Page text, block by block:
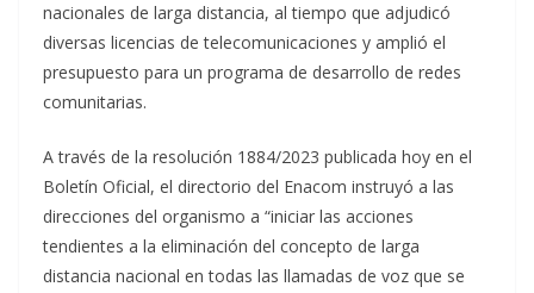
nacionales de larga distancia, al tiempo que adjudicó
diversas licencias de telecomunicaciones y amplió el
presupuesto para un programa de desarrollo de redes
comunitarias.
A través de la resolución 1884/2023 publicada hoy en el
Boletín Oficial, el directorio del Enacom instruyó a las
direcciones del organismo a “iniciar las acciones
tendientes a la eliminación del concepto de larga
distancia nacional en todas las llamadas de voz que se